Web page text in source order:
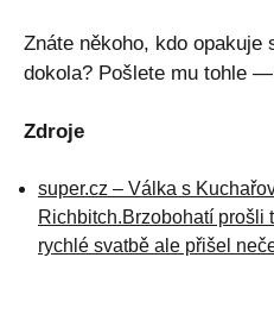
Znáte někoho, kdo
dokola? Pošlete mu tohle
Zdroje
super.cz – Válka s
Richbitch.Brzobohatí prošli
rychlé svatbě ale přišel